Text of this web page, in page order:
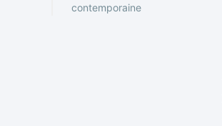
discipline
contemporaine